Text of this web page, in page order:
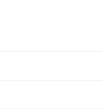
通常情況下，我們預
詳情請瀏覽我們的預購